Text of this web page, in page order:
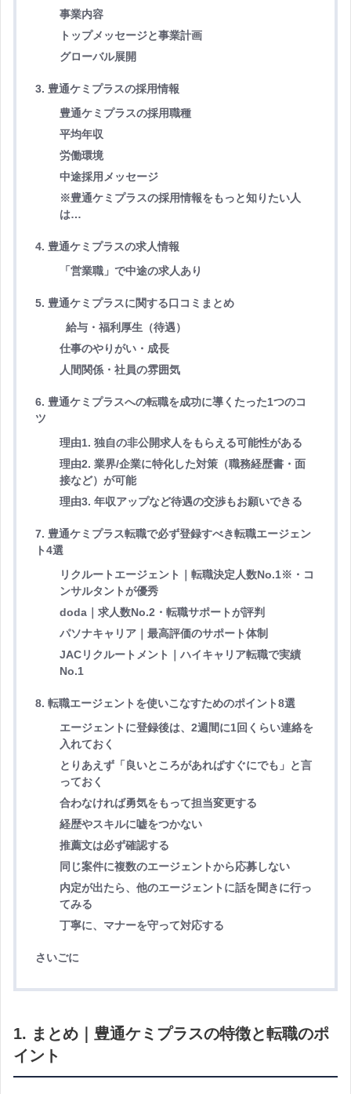
事業内容
トップメッセージと事業計画
グローバル展開
3. 豊通ケミプラスの採用情報
豊通ケミプラスの採用職種
平均年収
労働環境
中途採用メッセージ
※豊通ケミプラスの採用情報をもっと知りたい人
は…
4. 豊通ケミプラスの求人情報
「営業職」で中途の求人あり
5. 豊通ケミプラスに関する口コミまとめ
給与・福利厚生（待遇）
仕事のやりがい・成長
人間関係・社員の雰囲気
6. 豊通ケミプラスへの転職を成功に導くたった1つのコ
ツ
理由1. 独自の非公開求人をもらえる可能性がある
理由2. 業界/企業に特化した対策（職務経歴書・面
接など）が可能
理由3. 年収アップなど待遇の交渉もお願いできる
7. 豊通ケミプラス転職で必ず登録すべき転職エージェン
ト4選
リクルートエージェント｜転職決定人数No.1※・コ
ンサルタントが優秀
doda｜求人数No.2・転職サポートが評判
パソナキャリア｜最高評価のサポート体制
JACリクルートメント｜ハイキャリア転職で実績
No.1
8. 転職エージェントを使いこなすためのポイント8選
エージェントに登録後は、2週間に1回くらい連絡を
入れておく
とりあえず「良いところがあればすぐにでも」と言
っておく
合わなければ勇気をもって担当変更する
経歴やスキルに嘘をつかない
推薦文は必ず確認する
同じ案件に複数のエージェントから応募しない
内定が出たら、他のエージェントに話を聞きに行っ
てみる
丁寧に、マナーを守って対応する
さいごに
1. まとめ｜豊通ケミプラスの特徴と転職のポ
イント